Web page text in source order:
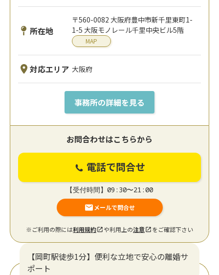
所在地
〒560-0082 大阪府豊中市新千里東町1-
1-5 大阪モノレール千里中央ビル5階
MAP
対応エリア 大阪府
事務所の詳細を見る
お問合わせはこちらから
電話で問合せ
【受付時間】09:30〜21:00
メールで問合せ
※ご利用の際には利用規約 や利用上の注意 をご確認下さい
【岡町駅徒歩1分】便利な立地で安心の離婚サ
ポート